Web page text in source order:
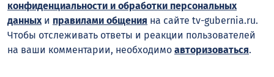
конфиденциальности и обработки персональных
данныхи правилами общения на сайте tv-gubernia.ru.
Чтобы отслеживать ответы и реакции пользователей
на ваши комментарии, необходимо авторизоваться.